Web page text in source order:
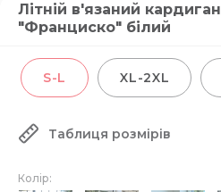
Літній в'язаний кардиган
"Франциско" білий
S-L XL-2XL
Таблиця розмірів
Колір: